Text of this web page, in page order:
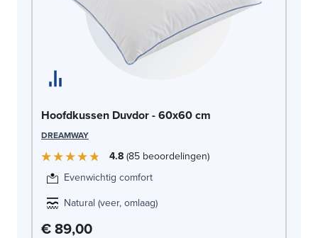
Hoofdkussen Duvdor - 60x60 cm
DREAMWAY
4.8 85 beoordelingen
Evenwichtig comfort
Natural (veer, omlaag)
€ 89,00